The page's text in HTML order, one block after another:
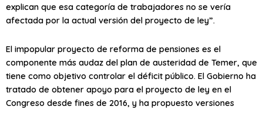
explican que esa categoría de trabajadores no se vería
afectada por la actual versión del proyecto de ley”.
El impopular proyecto de reforma de pensiones es el
componente más audaz del plan de austeridad de Temer, que
tiene como objetivo controlar el déficit público. El Gobierno ha
tratado de obtener apoyo para el proyecto de ley en el
Congreso desde fines de 2016, y ha propuesto versiones